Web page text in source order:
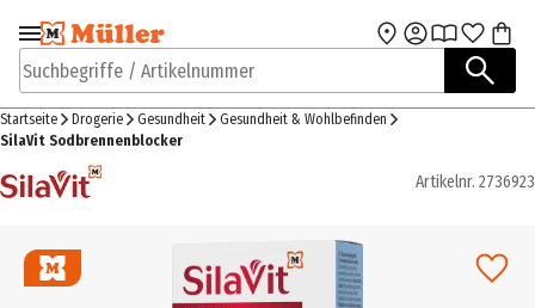
Zur Navigation
springen
Zum Hauptinhalt
Suchbegriffe / Artikelnummer
Startseite Drogerie Gesundheit
Gesundheit & Wohlbefinden
SilaVit Sodbrennenblocker
Artikelnr. 2736923